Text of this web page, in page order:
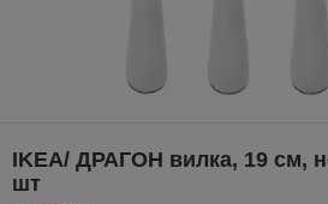
IKEA/ ДРАГОН вилка, 19 см,
шт